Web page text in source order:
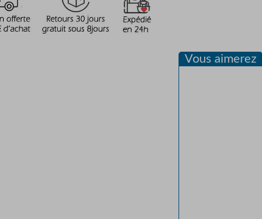
Vous aimerez